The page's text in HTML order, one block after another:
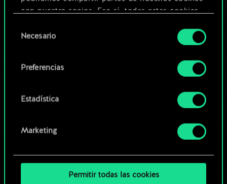
con nuestro socios. Eso sí, todas estas cookies
Encontrarás todos los detalles sobre nuestro uso
preferencias al respecto en el menú «Ajustes» de
deNecesario
Preferencias
Estadística
Marketing
Permitir todas las cookies
Editar baraja
Explorar las barajas de la